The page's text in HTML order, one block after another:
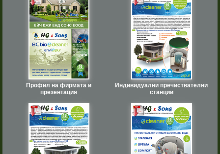
Профил на фирмата и
презентация
Индивидуални пречиствателни
станции